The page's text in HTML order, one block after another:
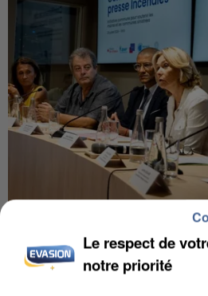
INCENDIES : L’ÎLE-DE-
DE SOLIDARITÉ AVEC LES...
Le respect de
notre priorité